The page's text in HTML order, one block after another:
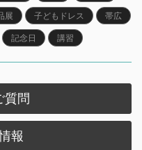
展 子どもドレス 帯広
記念日 講習
質問
報